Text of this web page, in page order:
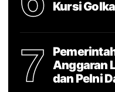
Kursi
7
Anggaran
dan Pelni